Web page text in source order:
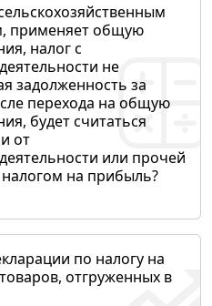
применяет общую
налог с
не
задолженность за
перехода на общую
будет считаться
от
или прочей
на прибыль?
по налогу на
отгруженных в